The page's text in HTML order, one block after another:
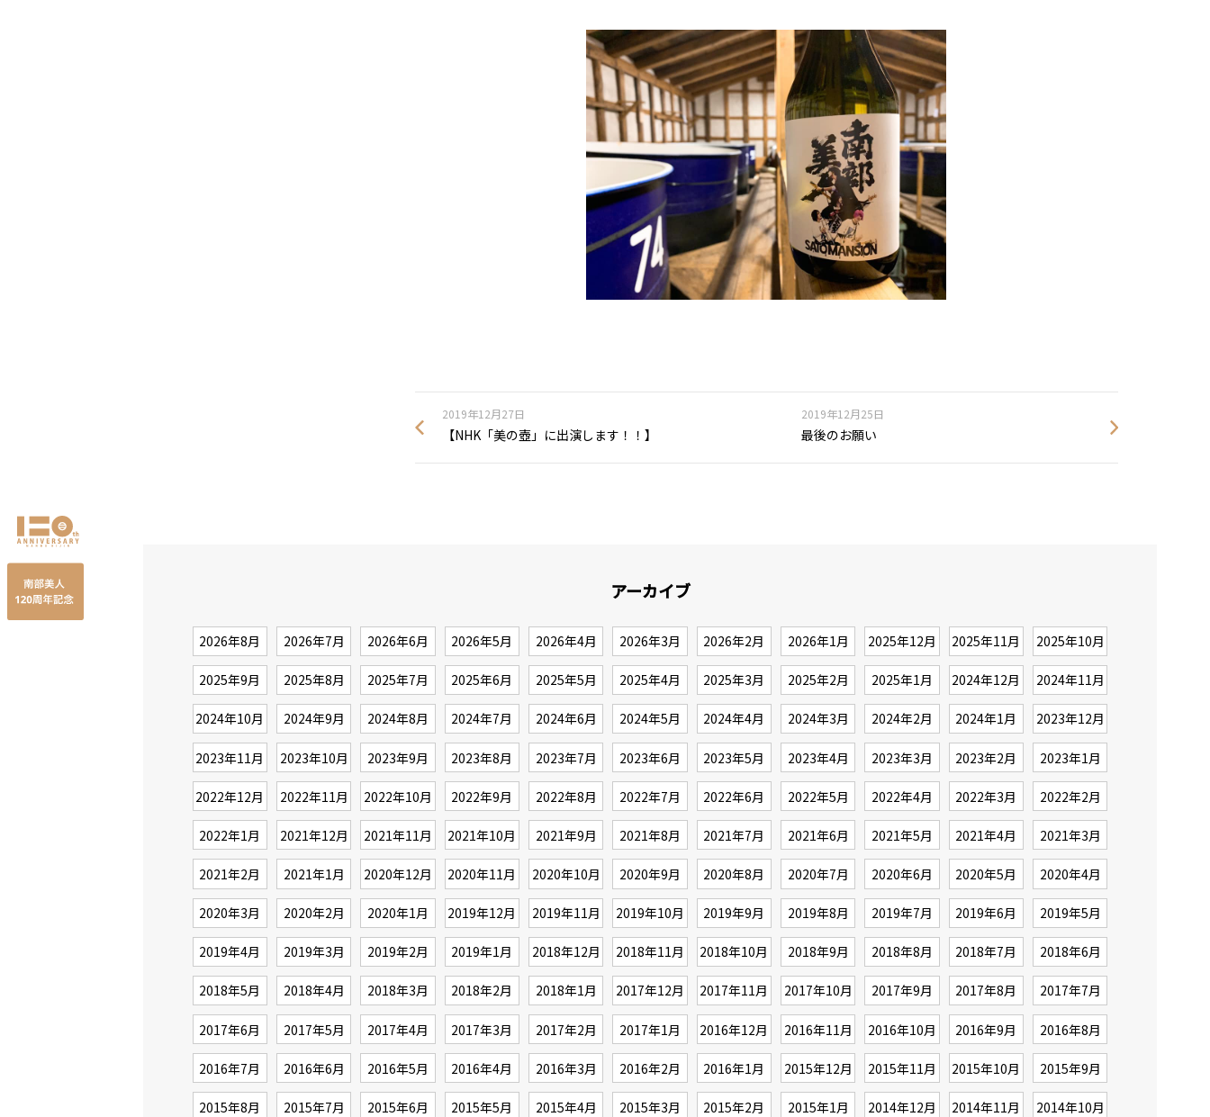
2019年12月27日
【NHK「美の壺」に出演します！！】
2019年12月25日
最後のお願い
アーカイブ
2026年8月 2026年7月 2026年6月 2026年5月 2026年4月 2026年3月 2026年2月 2026年1月 2025年12月 2025年11月 2025年10月
2025年9月 2025年8月 2025年7月 2025年6月 2025年5月 2025年4月 2025年3月 2025年2月 2025年1月 2024年12月 2024年11月
2024年10月 2024年9月 2024年8月 2024年7月 2024年6月 2024年5月 2024年4月 2024年3月 2024年2月 2024年1月 2023年12月
2023年11月 2023年10月 2023年9月 2023年8月 2023年7月 2023年6月 2023年5月 2023年4月 2023年3月 2023年2月 2023年1月
2022年12月 2022年11月 2022年10月 2022年9月 2022年8月 2022年7月 2022年6月 2022年5月 2022年4月 2022年3月 2022年2月
2022年1月 2021年12月 2021年11月 2021年10月 2021年9月 2021年8月 2021年7月 2021年6月 2021年5月 2021年4月 2021年3月
2021年2月 2021年1月 2020年12月 2020年11月 2020年10月 2020年9月 2020年8月 2020年7月 2020年6月 2020年5月 2020年4月
2020年3月 2020年2月 2020年1月 2019年12月 2019年11月 2019年10月 2019年9月 2019年8月 2019年7月 2019年6月 2019年5月
2019年4月 2019年3月 2019年2月 2019年1月 2018年12月 2018年11月 2018年10月 2018年9月 2018年8月 2018年7月 2018年6月
2018年5月 2018年4月 2018年3月 2018年2月 2018年1月 2017年12月 2017年11月 2017年10月 2017年9月 2017年8月 2017年7月
2017年6月 2017年5月 2017年4月 2017年3月 2017年2月 2017年1月 2016年12月 2016年11月 2016年10月 2016年9月 2016年8月
2016年7月 2016年6月 2016年5月 2016年4月 2016年3月 2016年2月 2016年1月 2015年12月 2015年11月 2015年10月 2015年9月
2015年8月 2015年7月 2015年6月 2015年5月 2015年4月 2015年3月 2015年2月 2015年1月 2014年12月 2014年11月 2014年10月